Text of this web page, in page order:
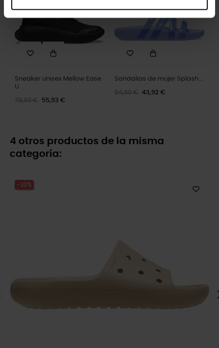
Sneaker unisex Mellow Ease
U
79,99 € 55,93 €
Sandalias de mujer Splash...
54,90 € 43,92 €
4 otros productos de la misma
categoría:
-30%